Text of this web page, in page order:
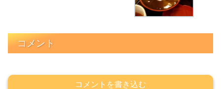
コメント
コメントを書き込む